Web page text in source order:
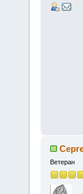
Ветеран